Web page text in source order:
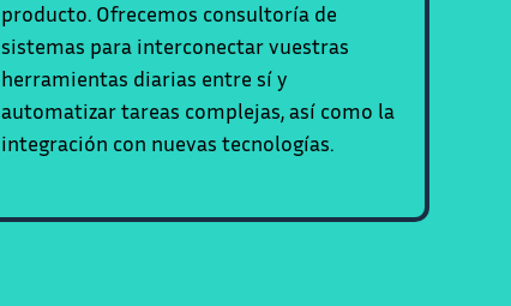
producto. Ofrecemos consultoría de
sistemas para interconectar vuestras
herramientas diarias entre sí y
automatizar tareas complejas, así como la
integración con nuevas tecnologías.